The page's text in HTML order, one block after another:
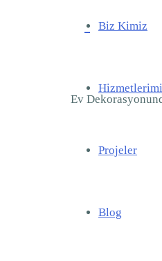
Ev
Biz Kimiz
Projeler
Blog